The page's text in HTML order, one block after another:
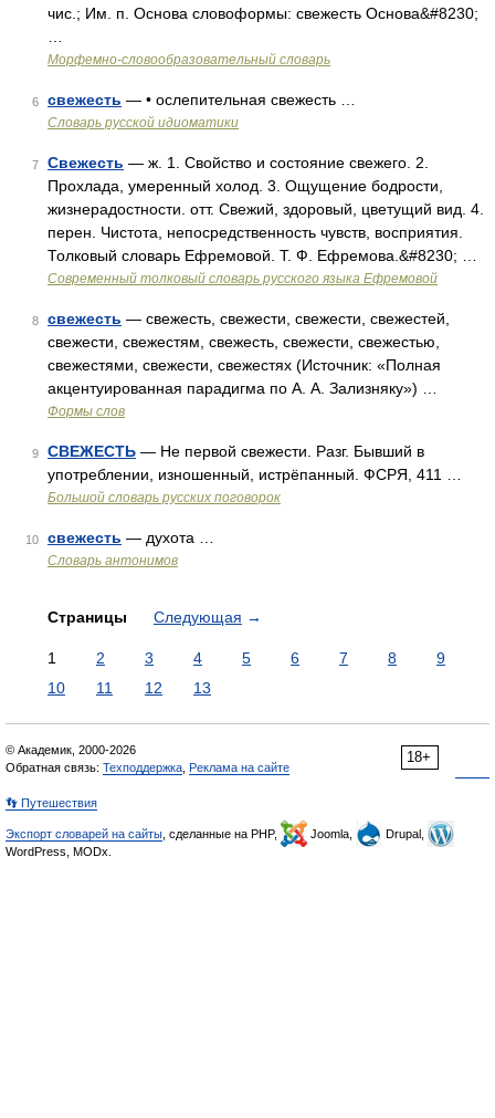
чис.; Им. п. Основа словоформы: свежесть Основа&#8230;
Морфемно-словообразовательный словарь
6 свежесть — • ослепительная свежесть …
Словарь русской идиоматики
7 Свежесть — ж. 1. Свойство и состояние свежего. 2.
Прохлада, умеренный холод. 3. Ощущение бодрости,
жизнерадостности. отт. Свежий, здоровый, цветущий вид. 4.
перен. Чистота, непосредственность чувств, восприятия.
Толковый словарь Ефремовой. Т. Ф. Ефремова.&#8230; …
Современный толковый словарь русского языка Ефремовой
8 свежесть — свежесть, свежести, свежести, свежестей,
свежести, свежестям, свежесть, свежести, свежестью,
свежестями, свежести, свежестях (Источник: «Полная
акцентуированная парадигма по А. А. Зализняку») …
Формы слов
9 СВЕЖЕСТЬ — Не первой свежести. Разг. Бывший в
употреблении, изношенный, истрёпанный. ФСРЯ, 411 …
Большой словарь русских поговорок
10 свежесть — духота …
Словарь антонимов
Страницы Следующая →
1 2 3 4 5 6 7 8
9
10
11 12 13
18+
© Академик, 2000-2026
Обратная связь: Техподдержка Реклама на сайте
👣 Путешествия
Экспорт словарей на сайты , сделанные на PHP, Joomla,
Drupal,
WordPress, MODx.